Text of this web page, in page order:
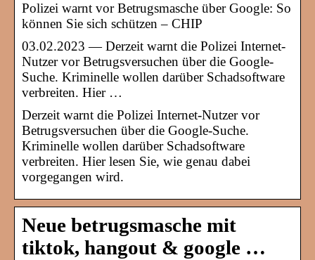
Polizei warnt vor Betrugsmasche über Google: So
können Sie sich schützen – CHIP
03.02.2023 — Derzeit warnt die Polizei Internet-
Nutzer vor Betrugsversuchen über die Google-
Suche. Kriminelle wollen darüber Schadsoftware
verbreiten. Hier …
Derzeit warnt die Polizei Internet-Nutzer vor
Betrugsversuchen über die Google-Suche.
Kriminelle wollen darüber Schadsoftware
verbreiten. Hier lesen Sie, wie genau dabei
vorgegangen wird.
Neue betrugsmasche mit
tiktok, hangout & google …